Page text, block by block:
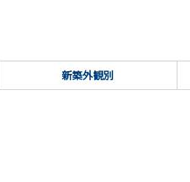
新築外観別